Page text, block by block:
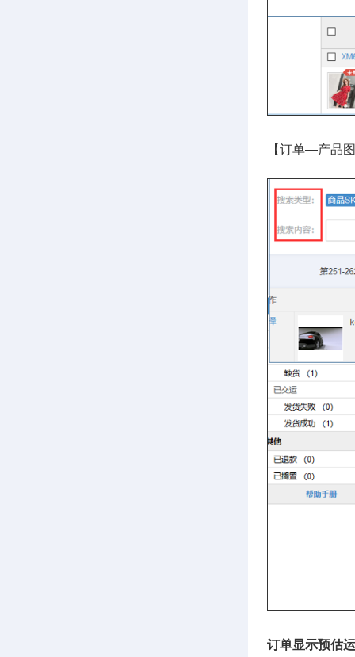
【订单—产品
订单显示预估